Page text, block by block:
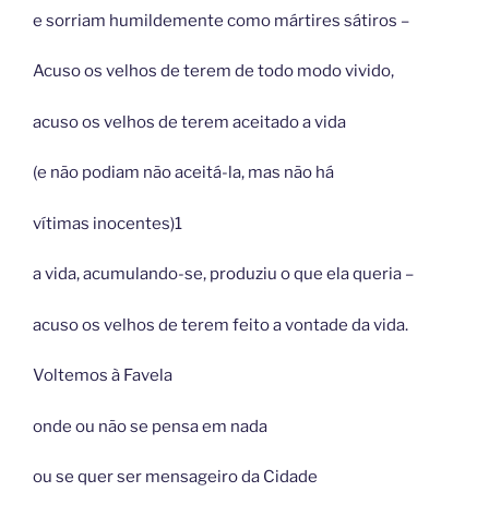
e sorriam humildemente como mártires sátiros –
Acuso os velhos de terem de todo modo vivido,
acuso os velhos de terem aceitado a vida
(e não podiam não aceitá-la, mas não há
vítimas inocentes)1
a vida, acumulando-se, produziu o que ela queria –
acuso os velhos de terem feito a vontade da vida.
Voltemos à Favela
onde ou não se pensa em nada
ou se quer ser mensageiro da Cidade